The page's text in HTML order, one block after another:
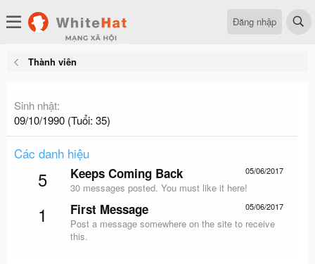
Đăng nhập
Thành viên
Sinh nhật
09/10/1990 (Tuổi: 35)
Các danh hiệu
5 05/06/2017
Keeps Coming Back
30 messages posted. You must like it here!
1 05/06/2017
First Message
Post a message somewhere on the site to receive
this.